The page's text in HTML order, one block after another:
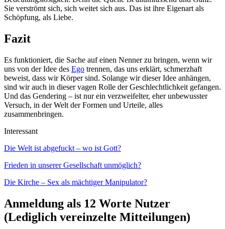
Sie verströmt sich, sich weitet sich aus. Das ist ihre Eigenart als
Schöpfung, als Liebe.
Fazit
Es funktioniert, die Sache auf einen Nenner zu bringen, wenn wir
uns von der Idee des Ego trennen, das uns erklärt, schmerzhaft
beweist, dass wir Körper sind. Solange wir dieser Idee anhängen,
sind wir auch in dieser vagen Rolle der Geschlechtlichkeit gefangen.
Und das Gendering – ist nur ein verzweifelter, eher unbewusster
Versuch, in der Welt der Formen und Urteile, alles
zusammenbringen.
Interessant
Die Welt ist abgefuckt – wo ist Gott?
Frieden in unserer Gesellschaft unmöglich?
Die Kirche – Sex als mächtiger Manipulator?
Anmeldung als 12 Worte Nutzer
(Lediglich vereinzelte Mitteilungen)